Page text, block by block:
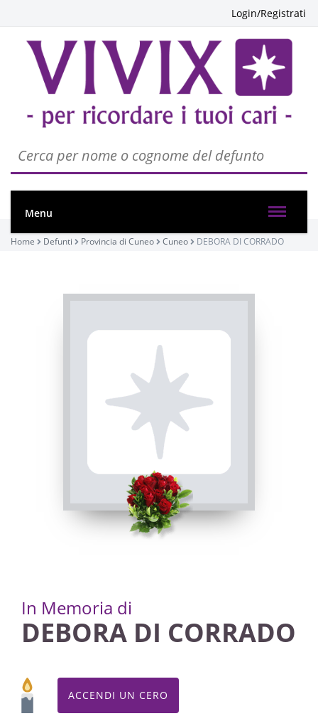
Login/Registrati
Menu
Home Defunti Provincia di Cuneo Cuneo DEBORA DI CORRADO
In Memoria di
DEBORA DI CORRADO
ACCENDI UN CERO
PASSATE:
Cuneo, Cattedrale di Santa Maria del Bosco e San
INVIA CONDOGLIANZE